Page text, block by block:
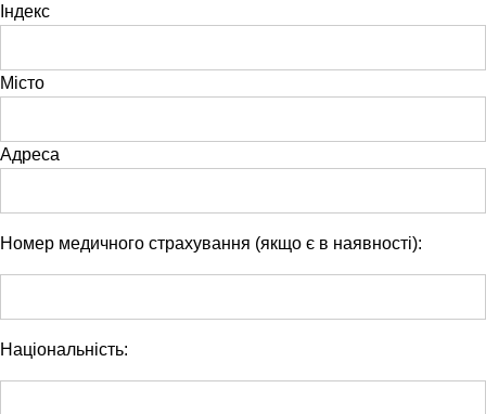
Індекс
Місто
Адреса
Номер медичного страхування (якщо є в наявності):
Національність: